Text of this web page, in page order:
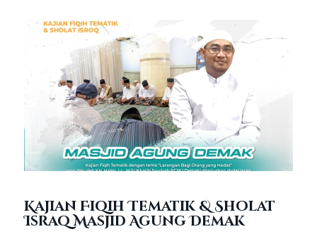
Kajian Fiqih Tematik & Sholat
Israq Masjid Agung Demak